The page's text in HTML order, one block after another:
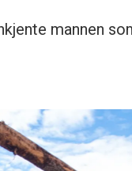
mannen